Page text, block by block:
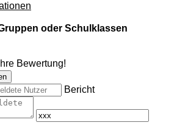
oder Schulklassen
Bewertung!
Bericht